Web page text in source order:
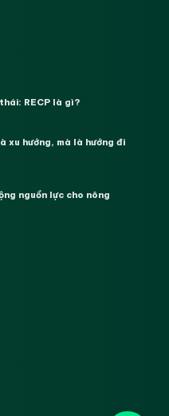
RECP là gì?
xu hướng, mà là hướng đi
nguồn lực cho nông